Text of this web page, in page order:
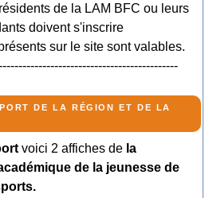
de la LAM BFC ou leurs
doivent s'inscrire
sur le site sont valables.
de la région et de la
voici 2 affiches dela
de la jeunesse de